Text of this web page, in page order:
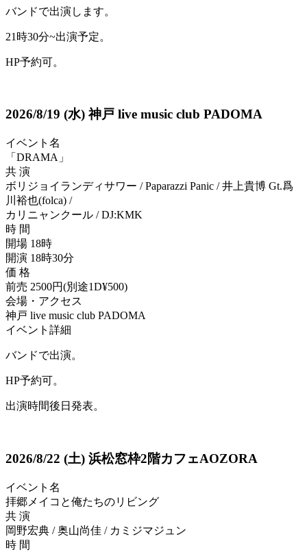
バンドで出演します。
21時30分~出演予定。
HP予約可。
2026/8/19 (水)神戸 live music club PADOMA
イベント名
「DRAMA」
共 演
ボリジョイランディサワー / Paparazzi Panic / 井上貴博 Gt.爲
川裕也(folca) /
カリニャンクール / DJ:KMK
時 間
開場 18時
開演 18時30分
価 格
前売 2500円(別途1D¥500)
会場・アクセス
神戸 live music club PADOMA
イベント詳細
バンドで出演。
HP予約可。
出演時間後日発表。
2026/8/22 (土) 浜松窓枠2階カフェAOZORA
イベント名
拝郷メイコと俺たちのリビング
共 演
岡野宏典 / 奥山尚佳 / カミジマジュン
時 間